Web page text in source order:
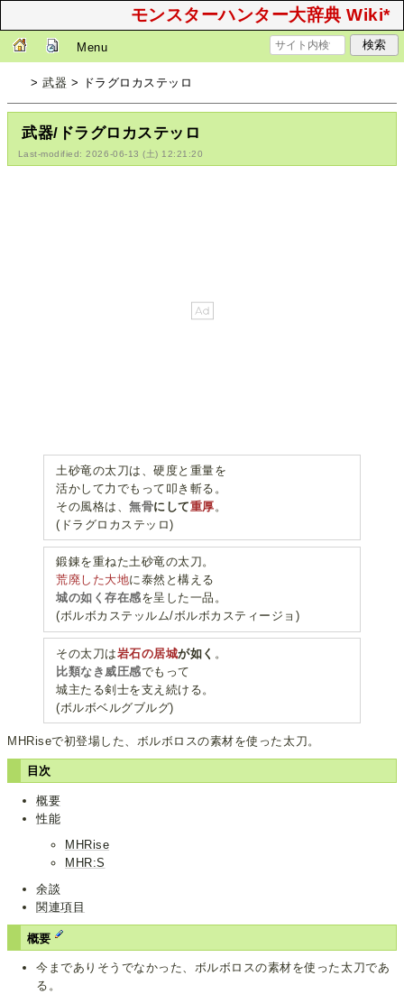
モンスターハンター大辞典 Wiki*
Menu
>武器 > ドラグロカステッロ
武器/ドラグロカステッロ
Last-modified: 2026-06-13 (土) 12:21:20
土砂竜の太刀は、硬度と重量を
活かして力でもって叩き斬る。
その風格は、無骨にして重厚 。
(ドラグロカステッロ)
鍛錬を重ねた土砂竜の太刀。
荒廃した大地に泰然と構える
城の如く存在感を呈した一品。
(ボルボカステッルム/ボルボカスティージョ)
その太刀は岩石の居城が如く 。
比類なき威圧感でもって
城主たる剣士を支え続ける。
(ボルボベルグブルグ)
MHRiseで初登場した、ボルボロスの素材を使った太刀。
目次
概要
性能
MHRise
MHR:S
余談
関連項目
概要
今までありそうでなかった、ボルボロスの素材を使った太刀であ
る。